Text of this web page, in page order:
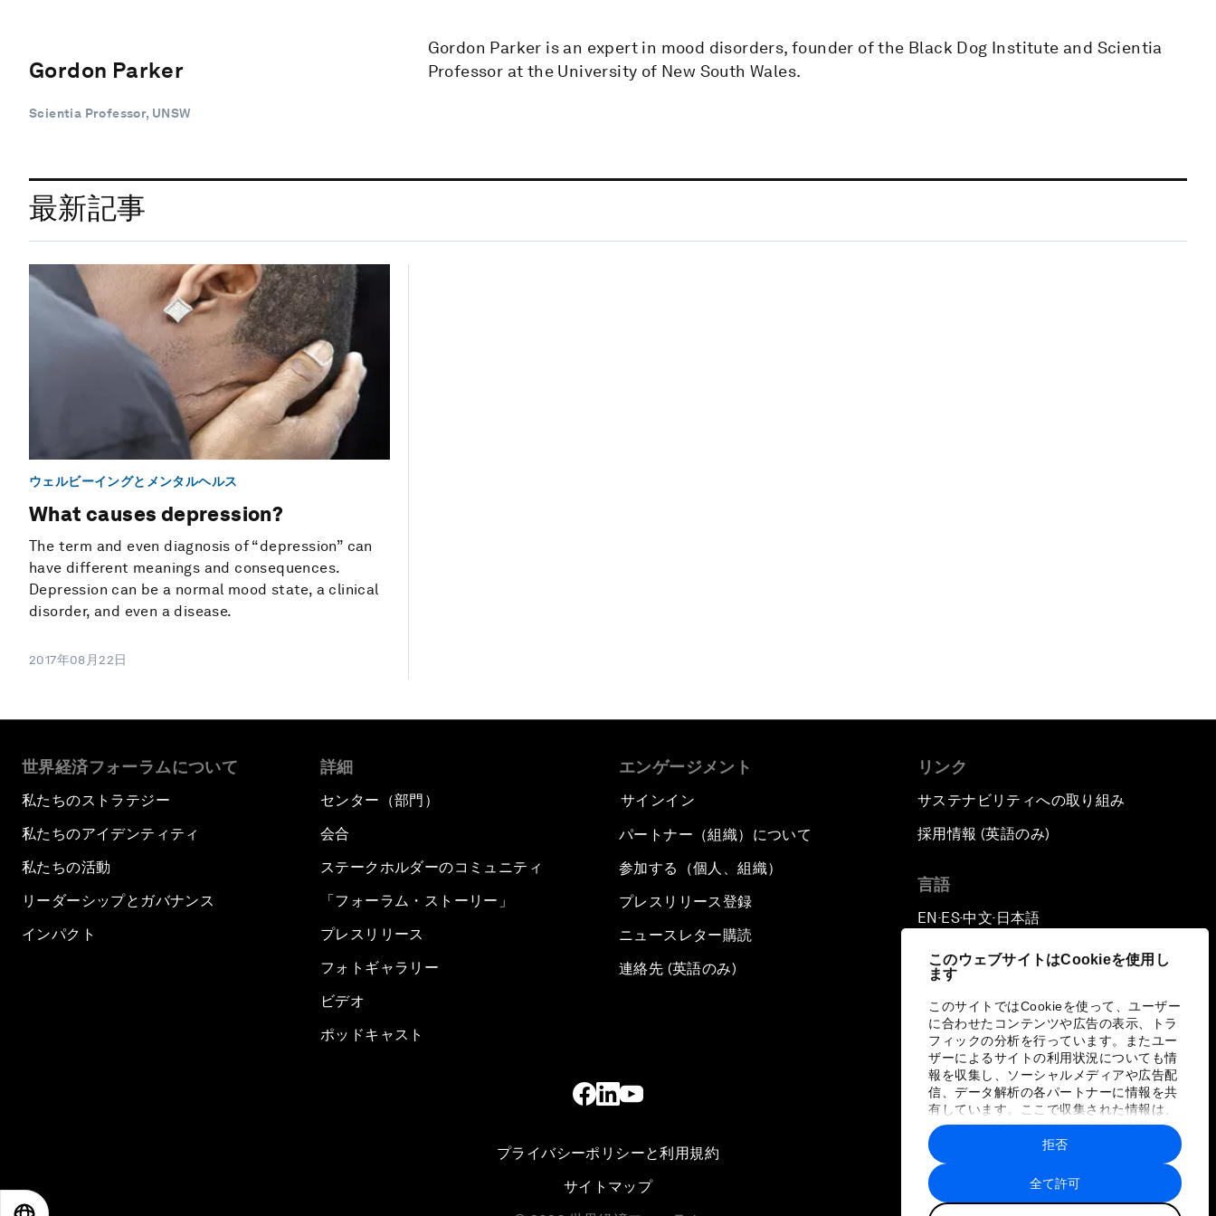
このウェブサイトはCookieを使用し
ます
このサイトではCookieを使って、ユーザー
に合わせたコンテンツや広告の表示、トラ
フィックの分析を行っています。またユー
ザーによるサイトの利用状況についても情
報を収集し、ソーシャルメディアや広告配
信、データ解析の各パートナーに情報を共
有しています。ここで収集された情報は、
ユーザーが各パートナーに提供した他の情
報や各パートナーのサービスを使用した際
に収集された情報と組み合わされ、各パー
トナーによって使用されることがありま
す。
全て許可
拒否
Gordon Parker
Scientia Professor, UNSW
Gordon Parker is an expert in mood disorders, founder of the Black Dog Institute and Scientia
Professor at the University of New South Wales.
最新記事
ウェルビーイングとメンタルヘルス
What causes depression?
The term and even diagnosis of “depression” can
have different meanings and consequences.
Depression can be a normal mood state, a clinical
disorder, and even a disease.
2017年08月22日
世界経済フォーラムについて
私たちのストラテジー
私たちのアイデンティティ
私たちの活動
リーダーシップとガバナンス
インパクト
詳細
センター（部門）
会合
ステークホルダーのコミュニティ
「フォーラム・ストーリー」
プレスリリース
フォトギャラリー
ビデオ
ポッドキャスト
エンゲージメント
サインイン
パートナー（組織）について
参加する（個人、組織）
プレスリリース登録
ニュースレター購読
連絡先 (英語のみ)
リンク
サステナビリティへの取り組み
採用情報 (英語のみ)
言語
EN ▪ ES▪中文▪ 日本語
プライバシーポリシーと利用規約
サイトマップ